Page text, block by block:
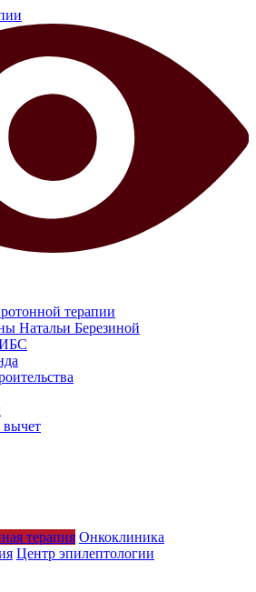
терапии
Натальи Березиной
терапия Онкоклиника
Центр эпилептологии